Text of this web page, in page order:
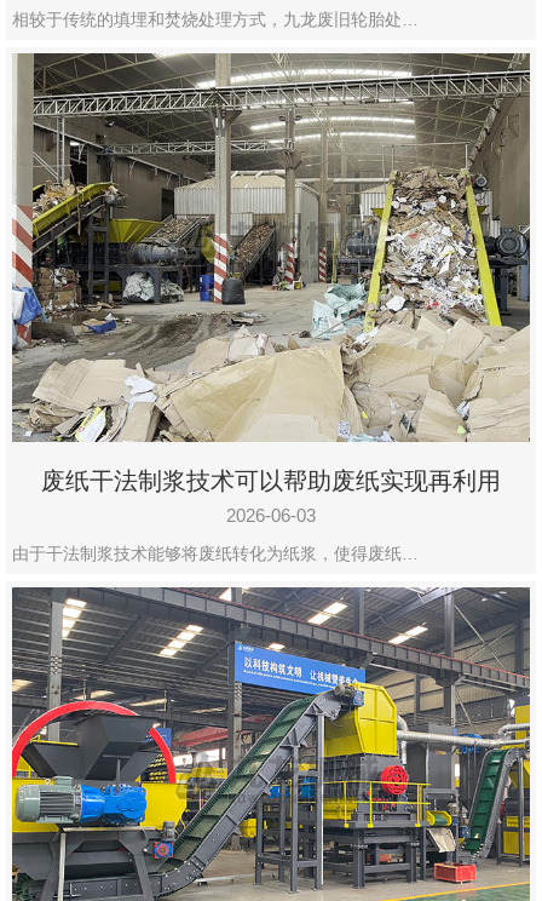
相较于传统的填埋和焚烧处理方式，九龙废旧轮胎处…
废纸干法制浆技术可以帮助废纸实现再利用
2026-06-03
由于干法制浆技术能够将废纸转化为纸浆，使得废纸…